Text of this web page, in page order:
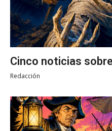
Cinco noticias
Redacción